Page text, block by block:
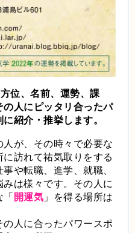
位、名前、運勢、課
人にピッタリ合ったパ
紹介・推挙します。
が、その時々で必要な
訪れて祐気取りをする
や転職、進学、就職、
は様々です。その人に
「開運気 」を得る場所は
人に合ったパワースポ